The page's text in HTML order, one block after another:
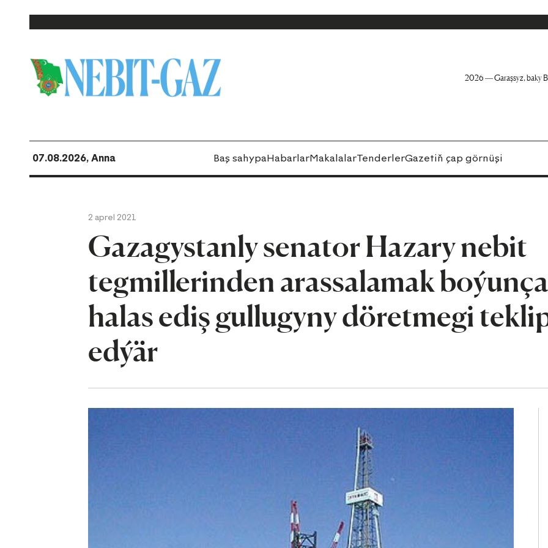
2026 — Garaşsyz, baky
07.08.2026, Anna Baş sahypaHabarlarMakalalarTenderlerGazetiň çap görnüşi
2 aprel 2021
Gazagystanly senator Hazary nebit
tegmillerinden arassalamak boýunça
halas ediş gullugyny döretmegi
edýär